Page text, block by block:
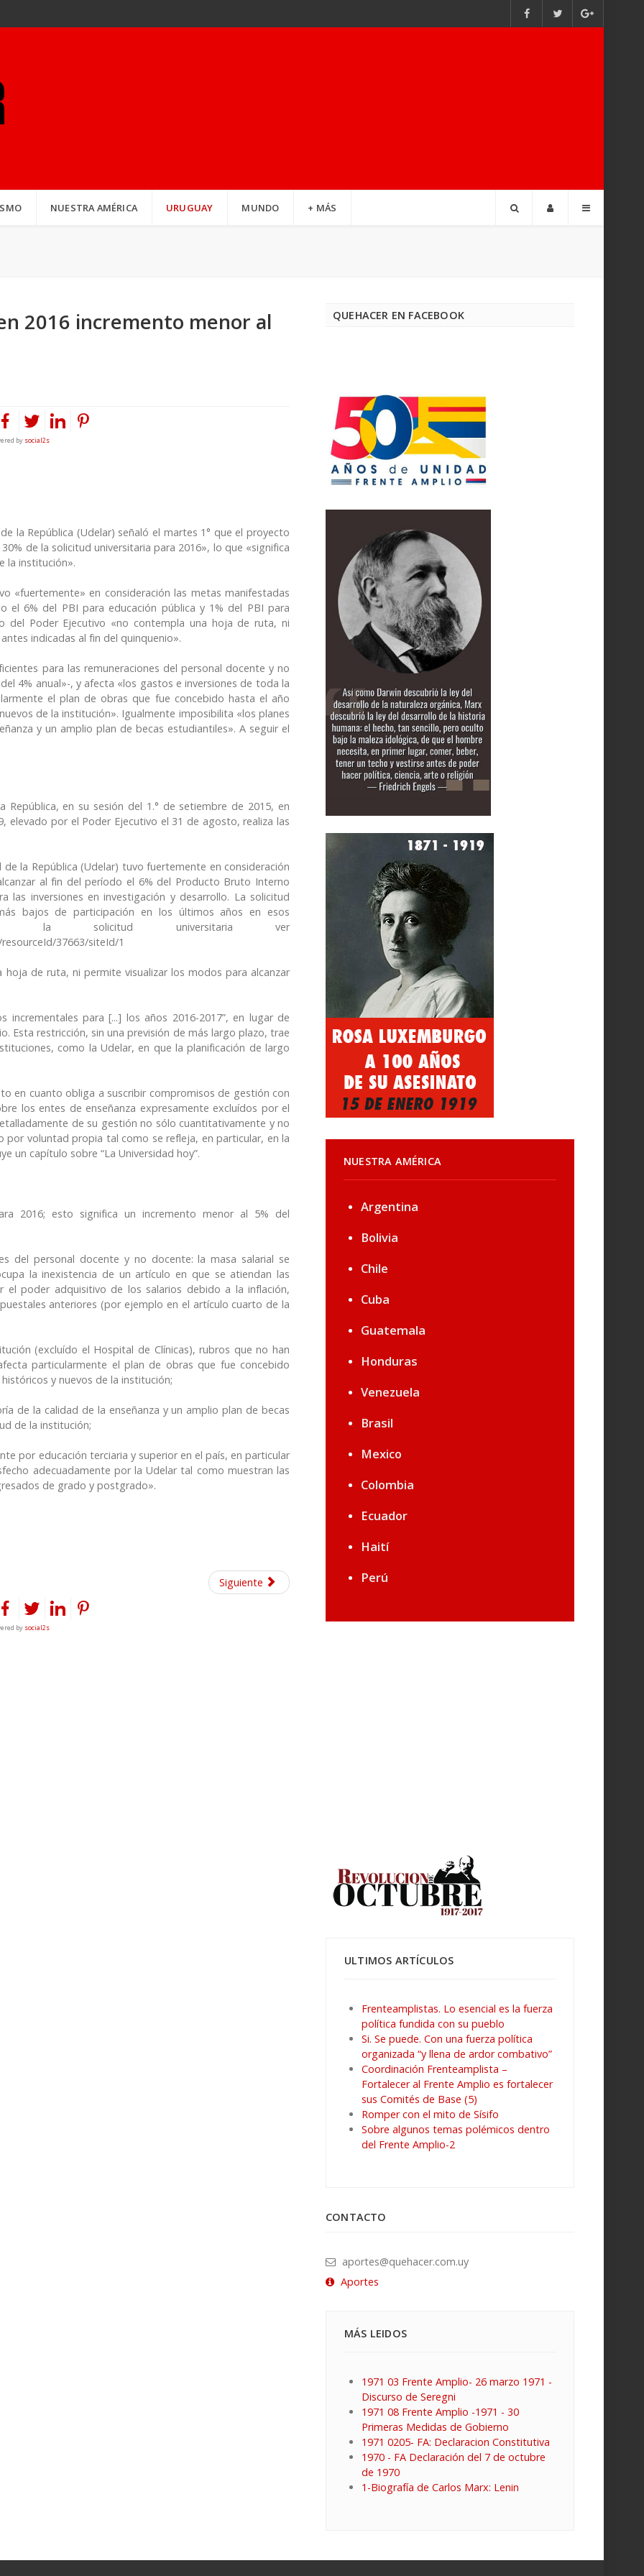
NUESTRA AMÉRICA URUGUAY MUNDO + MÁS
2016 incremento menor al
by social2s
la República (Udelar) señaló el martes 1° que el proyecto
de la solicitud universitaria para 2016», lo que «significa
la institución».
«fuertemente» en consideración las metas manifestadas
el 6% del PBI para educación pública y 1% del PBI para
del Poder Ejecutivo «no contempla una hoja de ruta, ni
indicadas al fin del quinquenio».
para las remuneraciones del personal docente y no
4% anual»-, y afecta «los gastos e inversiones de toda la
el plan de obras que fue concebido hasta el año
de la institución». Igualmente imposibilita «los planes
y un amplio plan de becas estudiantiles». A seguir el
República, en su sesión del 1.° de setiembre de 2015, en
elevado por el Poder Ejecutivo el 31 de agosto, realiza las
la República (Udelar) tuvo fuertemente en consideración
al fin del período el 6% del Producto Bruto Interno
las inversiones en investigación y desarrollo. La solicitud
bajos de participación en los últimos años en esos
la solicitud universitaria ver
37663/siteId/1
de ruta, ni permite visualizar los modos para alcanzar
incrementales para [...] los años 2016-2017”, en lugar de
Esta restricción, sin una previsión de más largo plazo, trae
como la Udelar, en que la planificación de largo
en cuanto obliga a suscribir compromisos de gestión con
los entes de enseñanza expresamente excluídos por el
de su gestión no sólo cuantitativamente y no
voluntad propia tal como se refleja, en particular, en la
un capítulo sobre “La Universidad hoy”.
2016; esto significa un incremento menor al 5% del
del personal docente y no docente: la masa salarial se
la inexistencia de un artículo en que se atiendan las
el poder adquisitivo de los salarios debido a la inflación,
anteriores (por ejemplo en el artículo cuarto de la
(excluído el Hospital de Clínicas), rubros que no han
particularmente el plan de obras que fue concebido
y nuevos de la institución;
de la calidad de la enseñanza y un amplio plan de becas
de la institución;
por educación terciaria y superior en el país, en particular
adecuadamente por la Udelar tal como muestran las
de grado y postgrado».
Siguiente
by social2s
QUEHACER EN FACEBOOK
NUESTRA AMÉRICA
Argentina
Bolivia
Chile
Cuba
Guatemala
Honduras
Venezuela
Brasil
Mexico
Colombia
Ecuador
Haití
Perú
ULTIMOS ARTÍCULOS
Frenteamplistas. Lo esencial es la fuerza
política fundida con su pueblo
Si. Se puede. Con una fuerza política
organizada “y llena de ardor combativo”
Coordinación Frenteamplista –
Fortalecer al Frente Amplio es fortalecer
sus Comités de Base (5)
Romper con el mito de Sísifo
Sobre algunos temas polémicos dentro
del Frente Amplio-2
CONTACTO
aportes@quehacer.com.uy
Aportes
MÁS LEIDOS
1971 03 Frente Amplio- 26 marzo 1971 -
Discurso de Seregni
1971 08 Frente Amplio -1971 - 30
Primeras Medidas de Gobierno
1971 0205- FA: Declaracion Constitutiva
1970 - FA Declaración del 7 de octubre
de 1970
1-Biografía de Carlos Marx: Lenin